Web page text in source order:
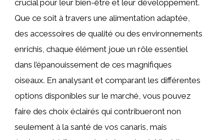
crucial pour leur bien-être et leur développement.
Que ce soit à travers une alimentation adaptée,
des accessoires de qualité ou des environnements
enrichis, chaque élément joue un rôle essentiel
dans l’épanouissement de ces magnifiques
oiseaux. En analysant et comparant les différentes
options disponibles sur le marché, vous pouvez
faire des choix éclairés qui contribueront non
seulement à la santé de vos canaris, mais